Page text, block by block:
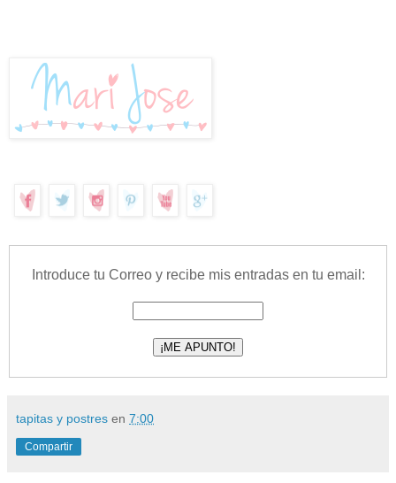
Introduce tu Correo y recibe mis entradas en tu email:
tapitas y postres en 7:00
Compartir